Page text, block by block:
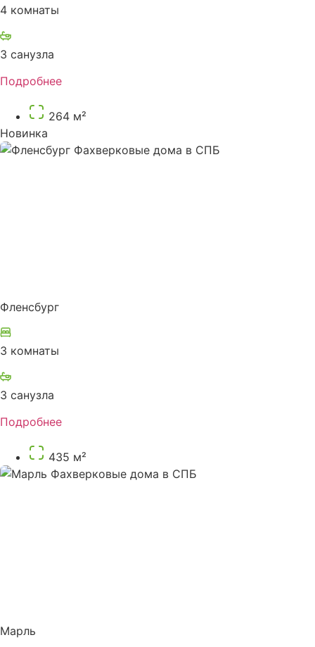
4 комнаты
3 санузла
Подробнее
264 м²
Новинка
Фленсбург
3 комнаты
3 санузла
Подробнее
435 м²
Марль